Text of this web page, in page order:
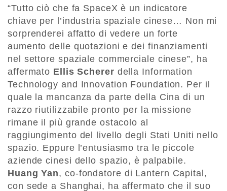
“Tutto ciò che fa SpaceX è un indicatore
chiave per l’industria spaziale cinese… Non mi
sorprenderei affatto di vedere un forte
aumento delle quotazioni e dei finanziamenti
nel settore spaziale commerciale cinese”, ha
affermato Ellis Scherer della Information
Technology and Innovation Foundation. Per il
quale la mancanza da parte della Cina di un
razzo riutilizzabile pronto per la missione
rimane il più grande ostacolo al
raggiungimento del livello degli Stati Uniti nello
spazio. Eppure l’entusiasmo tra le piccole
aziende cinesi dello spazio, è palpabile.
Huang Yan, co-fondatore di Lantern Capital,
con sede a Shanghai, ha affermato che il suo